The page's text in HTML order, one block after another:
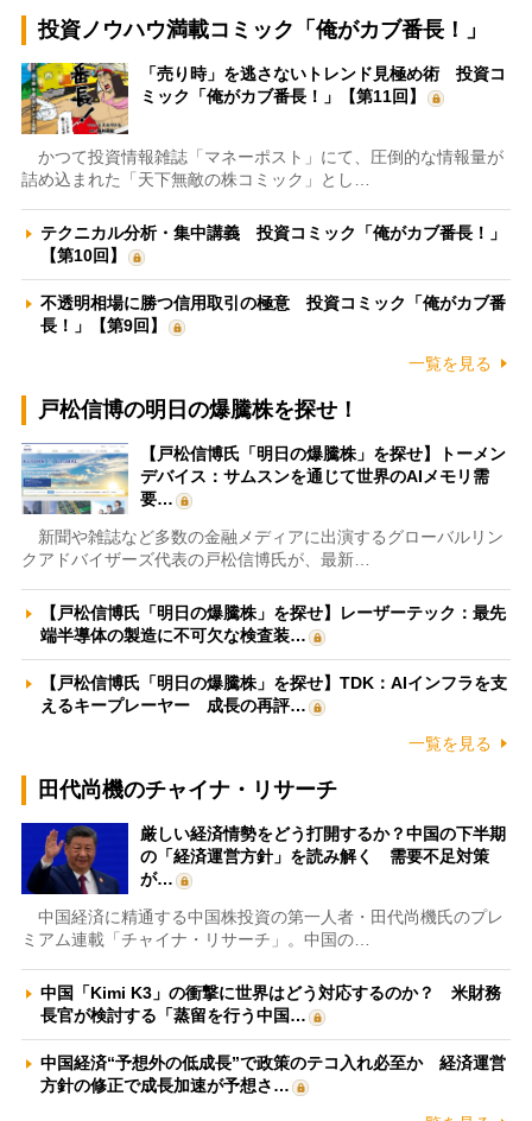
投資ノウハウ満載コミック「俺がカブ番長！」
「売り時」を逃さないトレンド見極め術 投資コ
ミック「俺がカブ番長！」【第11回】
かつて投資情報雑誌「マネーポスト」にて、圧倒的な情報量が
詰め込まれた「天下無敵の株コミック」とし…
テクニカル分析・集中講義 投資コミック「俺がカブ番長！」
【第10回】
不透明相場に勝つ信用取引の極意 投資コミック「俺がカブ番
長！」【第9回】
一覧を見る
戸松信博の明日の爆騰株を探せ！
【戸松信博氏「明日の爆騰株」を探せ】トーメン
デバイス：サムスンを通じて世界のAIメモリ需
要…
新聞や雑誌など多数の金融メディアに出演するグローバルリン
クアドバイザーズ代表の戸松信博氏が、最新…
【戸松信博氏「明日の爆騰株」を探せ】レーザーテック：最先
端半導体の製造に不可欠な検査装…
【戸松信博氏「明日の爆騰株」を探せ】TDK：AIインフラを支
えるキープレーヤー 成長の再評…
一覧を見る
田代尚機のチャイナ・リサーチ
厳しい経済情勢をどう打開するか？中国の下半期
の「経済運営方針」を読み解く 需要不足対策
が…
中国経済に精通する中国株投資の第一人者・田代尚機氏のプレ
ミアム連載「チャイナ・リサーチ」。中国の…
中国「Kimi K3」の衝撃に世界はどう対応するのか？ 米財務
長官が検討する「蒸留を行う中国…
中国経済“予想外の低成長”で政策のテコ入れ必至か 経済運営
方針の修正で成長加速が予想さ…